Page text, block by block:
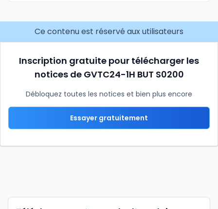
Ce contenu est réservé aux utilisateurs
Inscription gratuite pour télécharger les
notices de GVTC24-1H BUT S0200
Débloquez toutes les notices et bien plus encore
Essayer gratuitement